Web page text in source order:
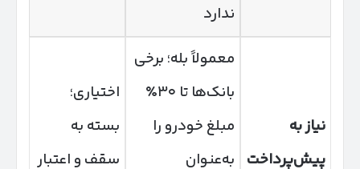
ندارد
نیاز به
پیش‌پرداخت
معمولاً بله؛ برخی
بانک‌ها تا ۳۰٪
مبلغ خودرو را
به‌عنوان
اختیاری؛
بسته به
سقف و اعتبار